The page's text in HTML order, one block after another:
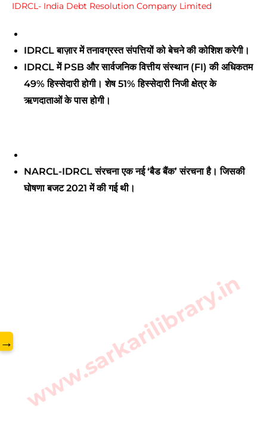
IDRCL- India Debt Resolution Company Limited
IDRCL बाज़ार में तनावग्रस्त संपत्तियों को बेचने की कोशिश करेगी।
IDRCL में PSB और सार्वजनिक वित्तीय संस्थान (FI) की अधिकतम
49% हिस्सेदारी होगी। शेष 51% हिस्सेदारी निजी क्षेत्र के
ऋणदाताओं के पास होगी।
NARCL-IDRCL संरचना एक नई ‘बैड बैंक’ संरचना है। जिसकी
घोषणा बजट 2021 में की गई थी।
www.sarkarilibrary.in
→